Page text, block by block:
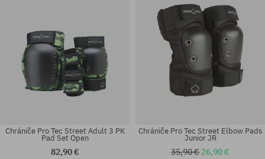
Chrániče Pro Tec Street Adult 3 PK
Pad Set Open
82,90 €
Chrániče Pro Tec Street Elbow Pads
Junior JR
35,90 € 26,90 €